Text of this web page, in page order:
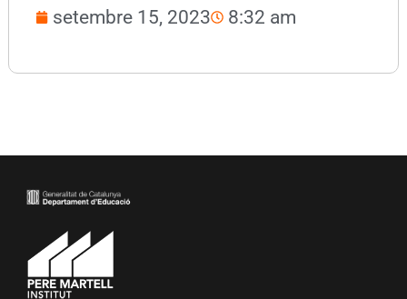
setembre 15, 2023 8:32 am